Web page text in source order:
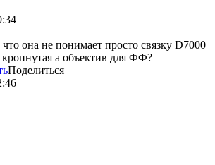
она не понимает просто связку D7000
а объектив для ФФ?
Поделиться